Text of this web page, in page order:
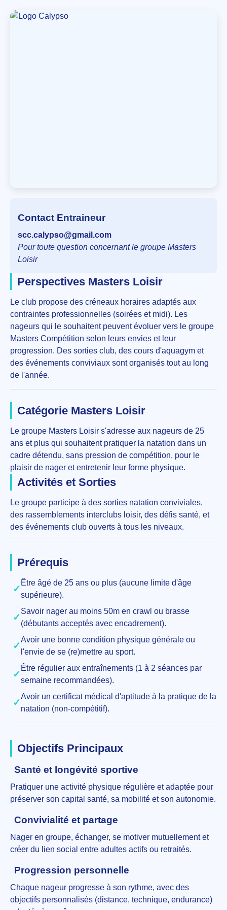
Contact Entraineur
scc.calypso@gmail.com
Pour toute question concernant le groupe Masters
Loisir
Perspectives Masters Loisir
Le club propose des créneaux horaires adaptés aux
contraintes professionnelles (soirées et midi). Les
nageurs qui le souhaitent peuvent évoluer vers le groupe
Masters Compétition selon leurs envies et leur
progression. Des sorties club, des cours d'aquagym et
des événements conviviaux sont organisés tout au long
de l'année.
Catégorie Masters Loisir
Le groupe Masters Loisir s'adresse aux nageurs de 25
ans et plus qui souhaitent pratiquer la natation dans un
cadre détendu, sans pression de compétition, pour le
plaisir de nager et entretenir leur forme physique.
Activités et Sorties
Le groupe participe à des sorties natation conviviales,
des rassemblements interclubs loisir, des défis santé, et
des événements club ouverts à tous les niveaux.
Prérequis
✓
Être âgé de 25 ans ou plus (aucune limite d'âge
supérieure).
✓
Savoir nager au moins 50m en crawl ou brasse
(débutants acceptés avec encadrement).
✓
Avoir une bonne condition physique générale ou
l'envie de se (re)mettre au sport.
✓
Être régulier aux entraînements (1 à 2 séances par
semaine recommandées).
✓
Avoir un certificat médical d'aptitude à la pratique de la
natation (non-compétitif).
Objectifs Principaux
Santé et longévité sportive
Pratiquer une activité physique régulière et adaptée pour
préserver son capital santé, sa mobilité et son autonomie.
Convivialité et partage
Nager en groupe, échanger, se motiver mutuellement et
créer du lien social entre adultes actifs ou retraités.
Progression personnelle
Chaque nageur progresse à son rythme, avec des
objectifs personnalisés (distance, technique, endurance)